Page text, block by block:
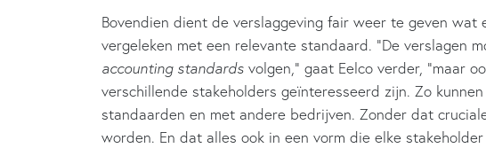
Bovendien dient de verslaggeving fair weer te geven
vergeleken met een relevante standaard. “De verslagen
accounting standards volgen,” gaat Eelco verder, “maar
verschillende stakeholders geïnteresseerd zijn. Zo
standaarden en met andere bedrijven. Zonder dat
worden. En dat alles ook in een vorm die elke stakeholder